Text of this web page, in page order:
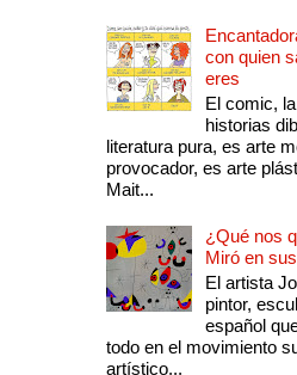
con quien
eres
El comic,
historias
literatura pura, es arte
provocador, es arte
Mait...
¿Qué nos
Miró en
El artista
pintor,
español
todo en el movimiento
artístico...